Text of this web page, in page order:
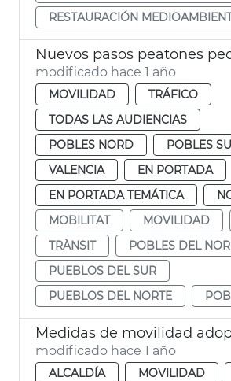
RESTAURACIÓN
modificado hace 1 año
MOVILIDAD
TRÁFICO
TODAS LAS AUDIENCIAS
POBLES NORD
POBLES
VALENCIA
EN PORTADA
EN PORTADA TEMÁTICA
MOBILITAT
MOVILIDAD
TRÀNSIT
POBLES DEL
PUEBLOS DEL SUR
PUEBLOS DEL NORTE
modificado hace 1 año
ALCALDÍA MOVILIDAD